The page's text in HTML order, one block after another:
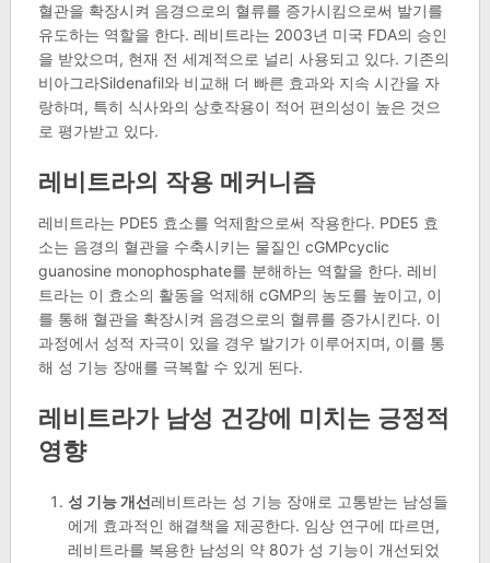
혈관을 확장시켜 음경으로의 혈류를 증가시킴으로써 발기를
유도하는 역할을 한다. 레비트라는 2003년 미국 FDA의 승인
을 받았으며, 현재 전 세계적으로 널리 사용되고 있다. 기존의
비아그라Sildenafil와 비교해 더 빠른 효과와 지속 시간을 자
랑하며, 특히 식사와의 상호작용이 적어 편의성이 높은 것으
로 평가받고 있다.
레비트라의 작용 메커니즘
레비트라는 PDE5 효소를 억제함으로써 작용한다. PDE5 효
소는 음경의 혈관을 수축시키는 물질인 cGMPcyclic
guanosine monophosphate를 분해하는 역할을 한다. 레비
트라는 이 효소의 활동을 억제해 cGMP의 농도를 높이고, 이
를 통해 혈관을 확장시켜 음경으로의 혈류를 증가시킨다. 이
과정에서 성적 자극이 있을 경우 발기가 이루어지며, 이를 통
해 성 기능 장애를 극복할 수 있게 된다.
레비트라가 남성 건강에 미치는 긍정적
영향
성 기능 개선레비트라는 성 기능 장애로 고통받는 남성들
에게 효과적인 해결책을 제공한다. 임상 연구에 따르면,
레비트라를 복용한 남성의 약 80가 성 기능이 개선되었